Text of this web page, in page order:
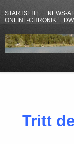
STARTSEITE NEWS-
ONLINE-CHRONIK
Tritt